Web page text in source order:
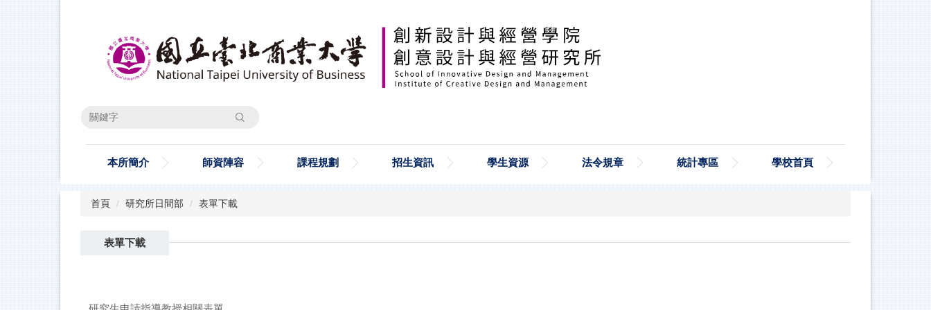
搜尋
本所簡介 師資陣容 課程規劃 招生資訊 學生資源 法令規章 統計專區 學校首頁
首頁 研究所日間部 表單下載
表單下載